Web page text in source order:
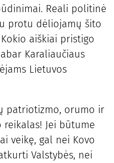
Reali politinė
protu dėliojamų šito
aiškiai pristigo
Karaliaučiaus
Lietuvos
patriotizmo, orumo ir
Jei būtume
veikę, gal nei Kovo
Valstybės, nei